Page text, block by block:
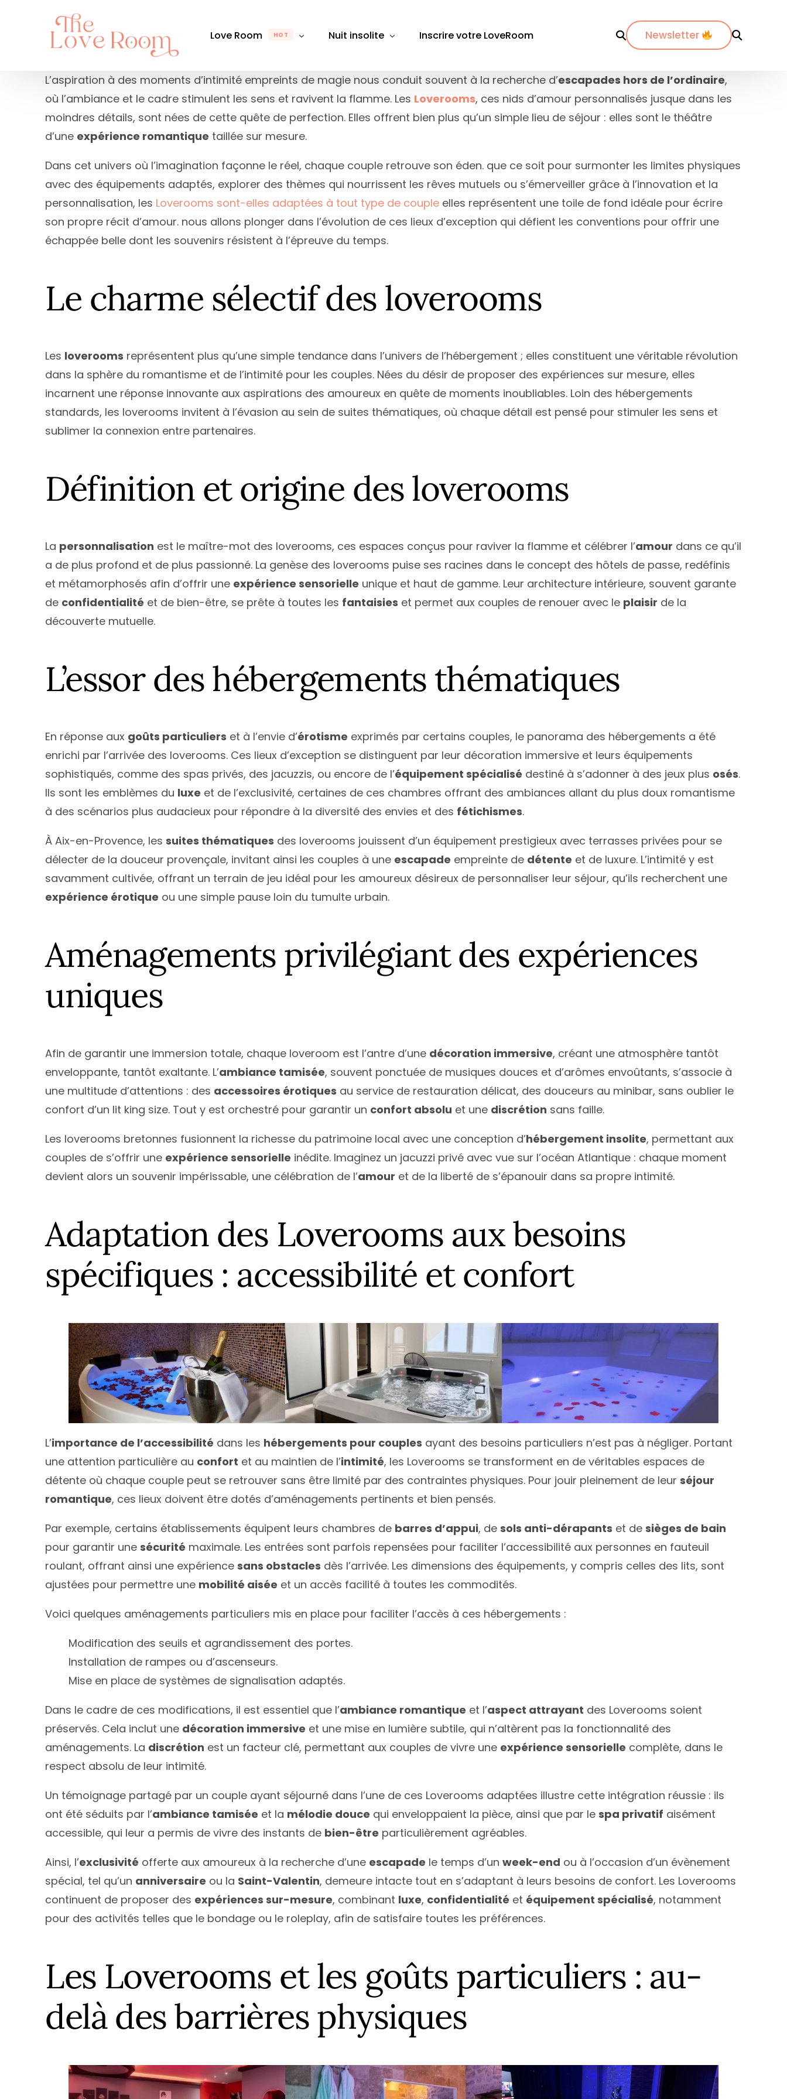
Love Room HOT
Par région
Auvergne-Rhône-Alpes
Bretagne
Centre-Val de Loire
Grand Est
Hauts-de-France
Normandie
Nouvelle-Aquitaine
Provence-Alpes-Côte d’Azur
Par département
Aveyron
Bas-Rhin
Bouches du Rhône
Charente
Charente-Maritime
Côte d’Armor
Deux-Sèvres
Tous les départements
Par ville
Épinal
Lyon
Metz
Paris
Tours
Valenciennes
Toutes les villes
Nuit insolite
Par région
Bourgogne-Franche-Comté
Centre-Val de Loire
Grand Est
Hauts-de-France
Normandie
Nouvelle-Aquitaine
Provence-Alpes-Côte d’Azur
Par département
Calvados
Charente-Maritime
Gard
Hérault
Pyrénées-Orientales
Var
Par ville
La Rochelle
Lyon
Marseille
Inscrire votre LoveRoom Newsletter
L’aspiration à des moments d’intimité empreints de magie nous conduit souvent à la recherche d’escapades hors de l’ordinaire,
où l’ambiance et le cadre stimulent les sens et ravivent la flamme. Les Loverooms, ces nids d’amour personnalisés jusque dans les
moindres détails, sont nées de cette quête de perfection. Elles offrent bien plus qu’un simple lieu de séjour : elles sont le théâtre
d’une expérience romantique taillée sur mesure.
Dans cet univers où l’imagination façonne le réel, chaque couple retrouve son éden. que ce soit pour surmonter les limites physiques
avec des équipements adaptés, explorer des thèmes qui nourrissent les rêves mutuels ou s’émerveiller grâce à l’innovation et la
personnalisation, les Loverooms sont-elles adaptées à tout type de couple elles représentent une toile de fond idéale pour écrire
son propre récit d’amour. nous allons plonger dans l’évolution de ces lieux d’exception qui défient les conventions pour offrir une
échappée belle dont les souvenirs résistent à l’épreuve du temps.
Le charme sélectif des loverooms
Les loverooms représentent plus qu’une simple tendance dans l’univers de l’hébergement ; elles constituent une véritable révolution
dans la sphère du romantisme et de l’intimité pour les couples. Nées du désir de proposer des expériences sur mesure, elles
incarnent une réponse innovante aux aspirations des amoureux en quête de moments inoubliables. Loin des hébergements
standards, les loverooms invitent à l’évasion au sein de suites thématiques, où chaque détail est pensé pour stimuler les sens et
sublimer la connexion entre partenaires.
Définition et origine des loverooms
La personnalisation est le maître-mot des loverooms, ces espaces conçus pour raviver la flamme et célébrer l’amour dans ce qu’il
a de plus profond et de plus passionné. La genèse des loverooms puise ses racines dans le concept des hôtels de passe, redéfinis
et métamorphosés afin d’offrir une expérience sensorielle unique et haut de gamme. Leur architecture intérieure, souvent garante
de confidentialité et de bien-être, se prête à toutes les fantaisies et permet aux couples de renouer avec le plaisir de la
découverte mutuelle.
L’essor des hébergements thématiques
En réponse aux goûts particuliers et à l’envie d’érotisme exprimés par certains couples, le panorama des hébergements a été
enrichi par l’arrivée des loverooms. Ces lieux d’exception se distinguent par leur décoration immersive et leurs équipements
sophistiqués, comme des spas privés, des jacuzzis, ou encore de l’équipement spécialisé destiné à s’adonner à des jeux plus osés.
Ils sont les emblèmes du luxe et de l’exclusivité, certaines de ces chambres offrant des ambiances allant du plus doux romantisme
à des scénarios plus audacieux pour répondre à la diversité des envies et des fétichismes.
À Aix-en-Provence, lessuites thématiques des loverooms jouissent d’un équipement prestigieux avec terrasses privées pour se
délecter de la douceur provençale, invitant ainsi les couples à une escapade empreinte de détente et de luxure. L’intimité y est
savamment cultivée, offrant un terrain de jeu idéal pour les amoureux désireux de personnaliser leur séjour, qu’ils recherchent une
expérience érotique ou une simple pause loin du tumulte urbain.
Aménagements privilégiant des expériences
uniques
Afin de garantir une immersion totale, chaque loveroom est l’antre d’une décoration immersive, créant une atmosphère tantôt
enveloppante, tantôt exaltante. L’ambiance tamisée, souvent ponctuée de musiques douces et d’arômes envoûtants, s’associe à
une multitude d’attentions : des accessoires érotiques au service de restauration délicat, des douceurs au minibar, sans oublier le
confort d’un lit king size. Tout y est orchestré pour garantir un confort absolu et une discrétion sans faille.
Les loverooms bretonnes fusionnent la richesse du patrimoine local avec une conception d’hébergement insolite, permettant aux
couples de s’offrir une expérience sensorielle inédite. Imaginez un jacuzzi privé avec vue sur l’océan Atlantique : chaque moment
devient alors un souvenir impérissable, une célébration de l’amour et de la liberté de s’épanouir dans sa propre intimité.
Adaptation des Loverooms aux besoins
spécifiques : accessibilité et confort
L’importance de l’accessibilité dans les hébergements pour couples ayant des besoins particuliers n’est pas à négliger. Portant
une attention particulière au confort et au maintien de l’intimité, les Loverooms se transforment en de véritables espaces de
détente où chaque couple peut se retrouver sans être limité par des contraintes physiques. Pour jouir pleinement de leurséjour
romantique, ces lieux doivent être dotés d’aménagements pertinents et bien pensés.
Par exemple, certains établissements équipent leurs chambres de barres d’appui, desols anti-dérapants et desièges de bain
pour garantir unesécurité maximale. Les entrées sont parfois repensées pour faciliter l’accessibilité aux personnes en fauteuil
roulant, offrant ainsi une expériencesans obstacles dès l’arrivée. Les dimensions des équipements, y compris celles des lits, sont
ajustées pour permettre une mobilité aisée et un accès facilité à toutes les commodités.
Voici quelques aménagements particuliers mis en place pour faciliter l’accès à ces hébergements :
Modification des seuils et agrandissement des portes.
Installation de rampes ou d’ascenseurs.
Mise en place de systèmes de signalisation adaptés.
Dans le cadre de ces modifications, il est essentiel que l’ambiance romantique et l’aspect attrayant des Loverooms soient
préservés. Cela inclut une décoration immersive et une mise en lumière subtile, qui n’altèrent pas la fonctionnalité des
aménagements. La discrétion est un facteur clé, permettant aux couples de vivre une expérience sensorielle complète, dans le
respect absolu de leur intimité.
Un témoignage partagé par un couple ayant séjourné dans l’une de ces Loverooms adaptées illustre cette intégration réussie : ils
ont été séduits par l’ambiance tamisée et la mélodie douce qui enveloppaient la pièce, ainsi que par lespa privatif aisément
accessible, qui leur a permis de vivre des instants de bien-être particulièrement agréables.
Ainsi, l’exclusivité offerte aux amoureux à la recherche d’une escapade le temps d’unweek-end ou à l’occasion d’un évènement
spécial, tel qu’un anniversaire ou la Saint-Valentin, demeure intacte tout en s’adaptant à leurs besoins de confort. Les Loverooms
continuent de proposer des expériences sur-mesure, combinant luxe, confidentialité et équipement spécialisé, notamment
pour des activités telles que le bondage ou le roleplay, afin de satisfaire toutes les préférences.
Les Loverooms et les goûts particuliers : au-
delà des barrières physiques